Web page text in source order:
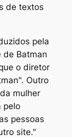
de textos
pela
de Batman
o diretor
Outro
mulher
pelo
pessoas
site."